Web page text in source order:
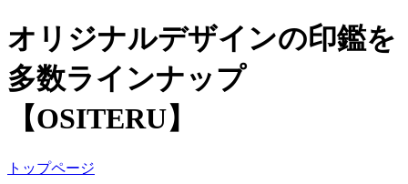
オリジナルデザインの印鑑を
多数ラインナップ
【OSITERU】
トップページ